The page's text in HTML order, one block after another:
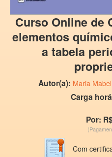
Curso Online de
elementos
a tabela
Autor(a): Maria
Carga
Por:
Com